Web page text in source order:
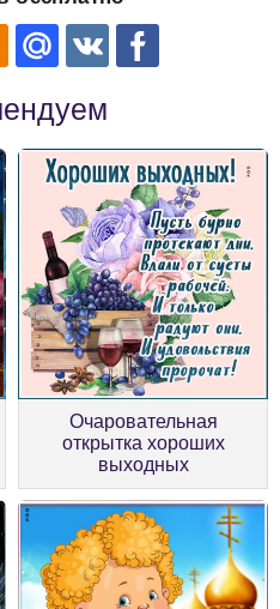
Очаровательная
открытка хороших
выходных